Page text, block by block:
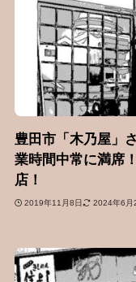
豊田市「木乃屋」
業時間中常に満席
店！
2019年11月8日 2024年6月